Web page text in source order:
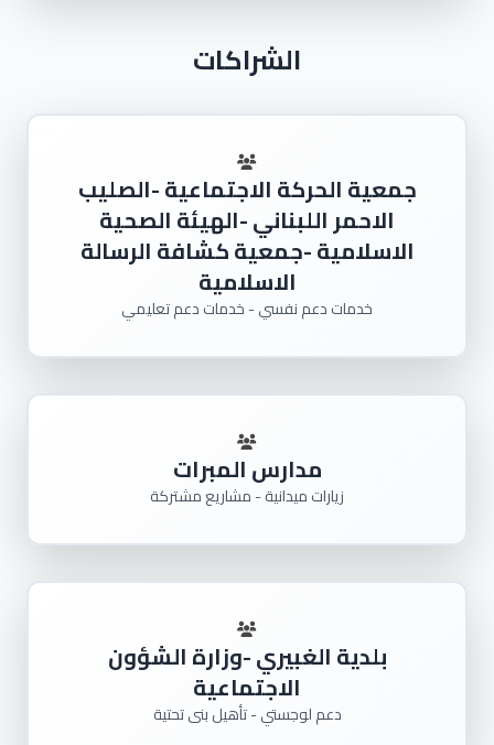
الشراكات
جمعية الحركة الاجتماعية -الصليب
الاحمر اللبناني -الهيئة الصحية
الاسلامية -جمعية كشافة الرسالة
الاسلامية
خدمات دعم نفسي - خدمات دعم تعليمي
مدارس المبرات
زيارات ميدانية - مشاريع مشتركة
بلدية الغبيري -وزارة الشؤون
الاجتماعية
دعم لوجستي - تأهيل بنى تحتية